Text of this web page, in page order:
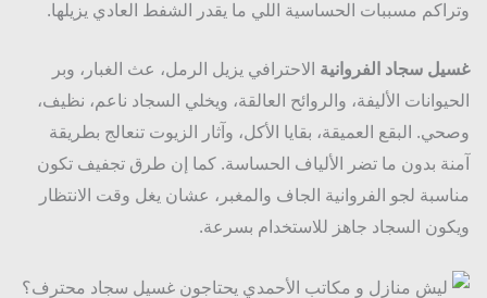
مسببات الحساسية اللي ما يقدر الشفط العادي يزيلها.
سجاد الفروانية الاحترافي يزيل الرمل، عث الغبار، وبر
الأليفة، والروائح العالقة، ويخلي السجاد ناعم، نظيف،
البقع العميقة، بقايا الأكل، وآثار الزيوت تنعالج بطريقة
بدون ما تضر الألياف الحساسة. كما إن طرق تجفيف تكون
لجو الفروانية الجاف والمغبر، عشان يغل وقت الانتظار
السجاد جاهز للاستخدام بسرعة.